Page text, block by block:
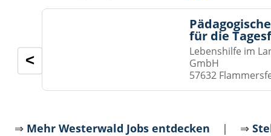
für die
Lebenshilfe im
GmbH
57632
<
⇒ Mehr Westerwald Jobs entdecken | ⇒